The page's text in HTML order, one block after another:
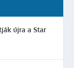
újra a Star